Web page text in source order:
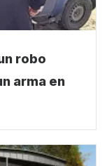
robo
arma en